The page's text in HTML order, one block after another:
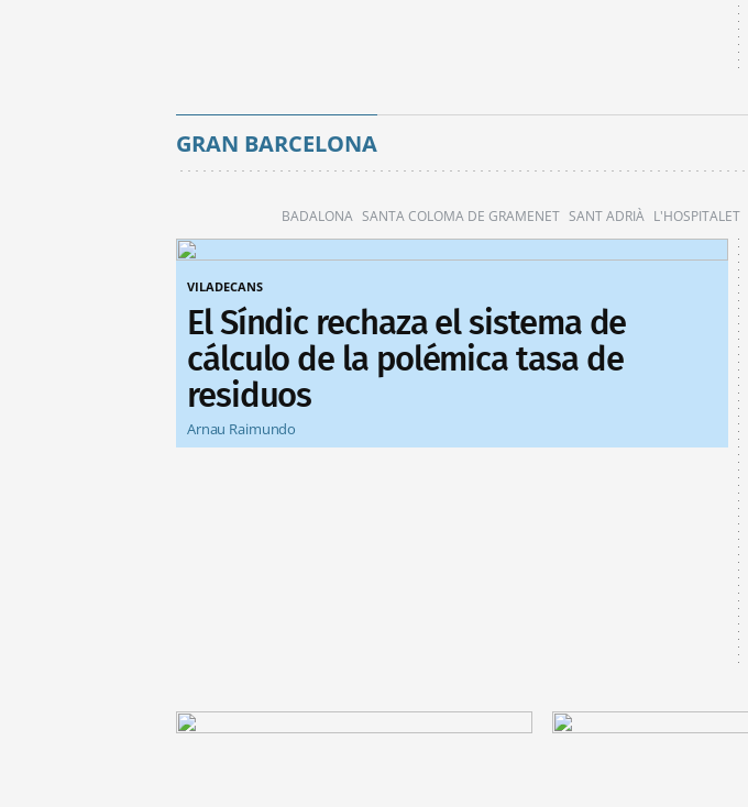
GRAN BARCELONA
BADALONA SANTA COLOMA DE GRAMENET SANT ADRIÀ L'HOSPITALET
VILADECANS
El Síndic rechaza el sistema de
cálculo de la polémica tasa de
residuos
Arnau Raimundo